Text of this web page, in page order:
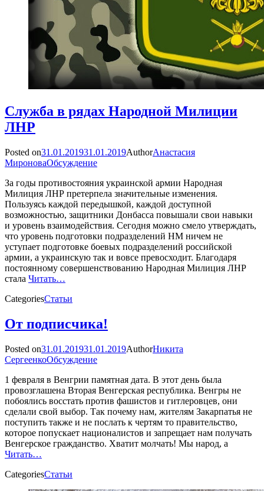
Служба в рядах Народной Милиции
ЛНР
Posted on31.01.201931.01.2019AuthorАнастасия
МироноваОбсуждение
За годы противостояния украинской армии Народная
Милиция ЛНР претерпела значительные изменения.
Пользуясь каждой передышкой, каждой доступной
возможностью, защитники Донбасса повышали свои навыки
и уровень взаимодействия. Сегодня можно смело утверждать,
что уровень подготовки подразделений НМ ничем не
уступает подготовке боевых подразделений российской
армии, а украинскую так и вовсе превосходит. Благодаря
постоянному совершенствованию Народная Милиция ЛНР
стала Читать…
CategoriesСтатьи
От подписчика!
Posted on31.01.201931.01.2019AuthorНикита
СергеенкоОбсуждение
1 февраля в Венгрии памятная дата. В этот день была
провозглашена Вторая Венгерская республика. Венгры не
побоялись восстать против фашистов и гитлеровцев, они
сделали свой выбор. Так почему нам, жителям Закарпатья не
поступить также и не послать к чертям то правительство,
которое попускает националистов и запрещает нам получать
Венгерское гражданство. Хватит молчать! Мы народ, а
Читать…
CategoriesСтатьи